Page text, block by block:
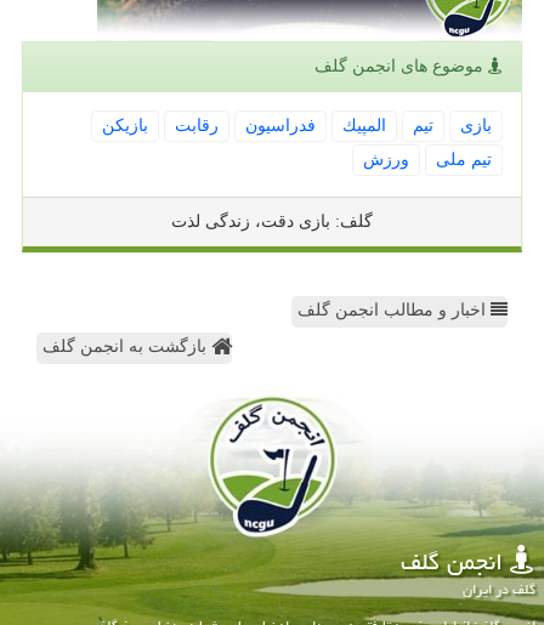
موضوع های انجمن گلف
بازی تیم المپیك فدراسیون رقابت
بازیكن
تیم ملی
ورزش
گلف: بازی دقت، زندگی لذت
اخبار و مطالب انجمن گلف
بازگشت به انجمن گلف
انجمن گلف
گلف در ایران